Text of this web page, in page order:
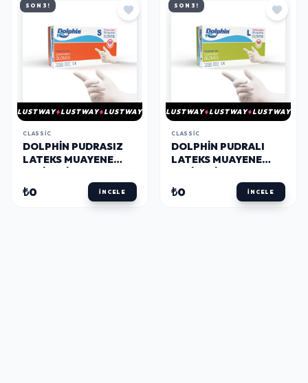
SON 3!
LUSTWAY LUSTWAY LUSTWAY
CLASSIC
DOLPHIN PUDRASIZ
LATEKS MUAYENE
ADET - MDR
₺0 İNCELE
SON 3!
LUSTWAY LUSTWAY LUSTWAY
CLASSIC
DOLPHIN PUDRALI
LATEKS MUAYENE
KUTU - MDR
₺0 İNCELE